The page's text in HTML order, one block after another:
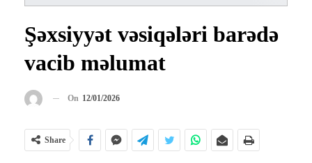
Şəxsiyyət vəsiqələri barədə
vacib məlumat
On 12/01/2026
Share